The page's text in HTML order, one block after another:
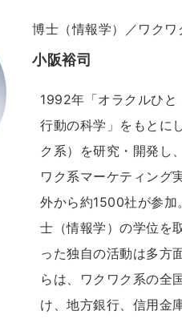
博士（情報学）／ワク
小阪裕司
1992年「オラクルひと
行動の科学」をもとに
ク系）を研究・開発し
ワク系マーケティング
外から約1500社が参加
士（情報学）の学位を
った独自の活動は多方
らは、ワクワク系の全
け、地方銀行、信用金